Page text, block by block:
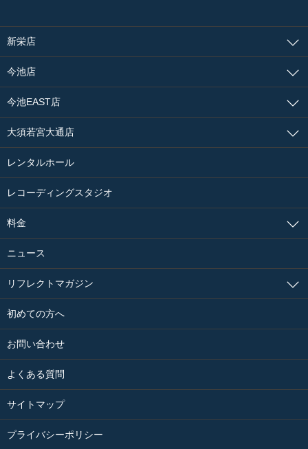
新栄店
今池店
今池EAST店
大須若宮大通店
レンタルホール
レコーディングスタジオ
料金
ニュース
リフレクトマガジン
初めての方へ
お問い合わせ
よくある質問
サイトマップ
プライバシーポリシー